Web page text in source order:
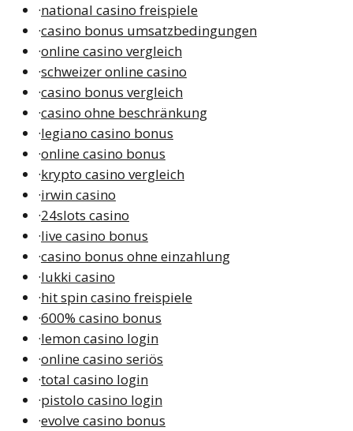
·national casino freispiele
·casino bonus umsatzbedingungen
·online casino vergleich
·schweizer online casino
·casino bonus vergleich
·casino ohne beschränkung
·legiano casino bonus
·online casino bonus
·krypto casino vergleich
·irwin casino
·24slots casino
·live casino bonus
·casino bonus ohne einzahlung
·lukki casino
·hit spin casino freispiele
·600% casino bonus
·lemon casino login
·online casino seriös
·total casino login
·pistolo casino login
·evolve casino bonus